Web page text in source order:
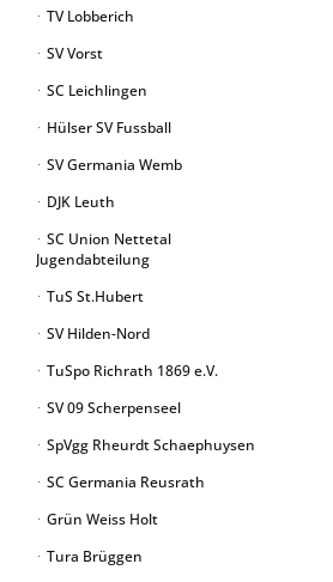
TV Lobberich
SV Vorst
SC Leichlingen
Hülser SV Fussball
SV Germania Wemb
DJK Leuth
SC Union Nettetal
Jugendabteilung
TuS St.Hubert
SV Hilden-Nord
TuSpo Richrath 1869 e.V.
SV 09 Scherpenseel
SpVgg Rheurdt Schaephuysen
SC Germania Reusrath
Grün Weiss Holt
Tura Brüggen